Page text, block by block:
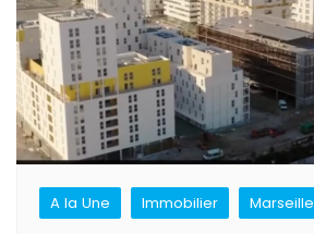
A la Une Immobilier Marseille